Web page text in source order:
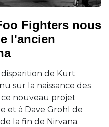
Fighters nous
l'ancien
de Kurt
sur la naissance des
nouveau projet
et à Dave Grohl de
la fin de Nirvana.